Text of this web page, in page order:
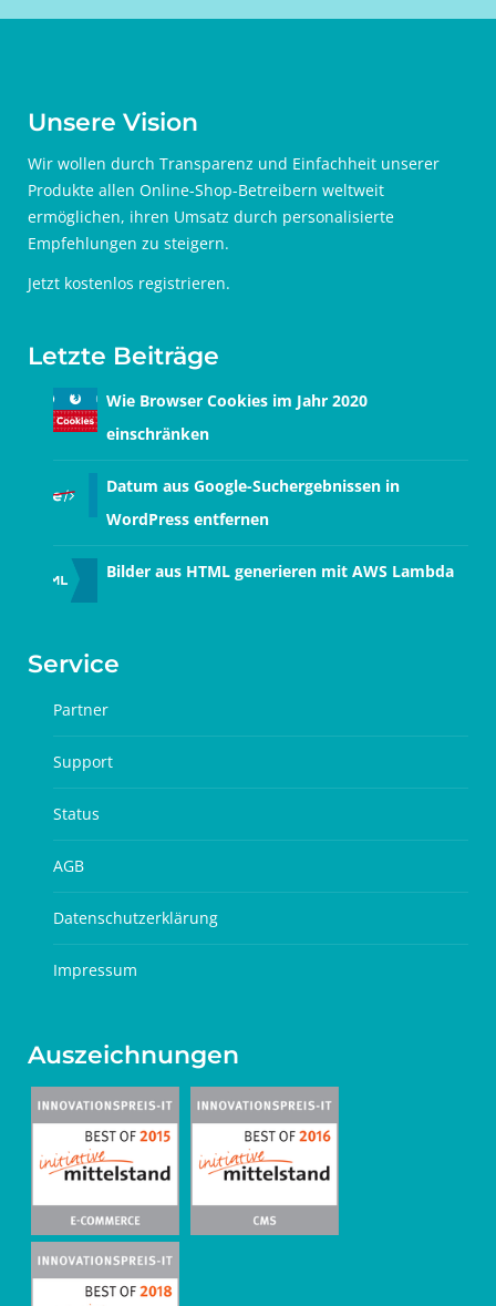
Unsere Vision
Wir wollen durch Transparenz und Einfachheit unserer
Produkte allen Online-Shop-Betreibern weltweit
ermöglichen, ihren Umsatz durch personalisierte
Empfehlungen zu steigern.
Jetzt kostenlos registrieren.
Letzte Beiträge
Wie Browser Cookies im Jahr 2020
einschränken
Datum aus Google-Suchergebnissen in
WordPress entfernen
Bilder aus HTML generieren mit AWS Lambda
Service
Partner
Support
Status
AGB
Datenschutzerklärung
Impressum
Auszeichnungen